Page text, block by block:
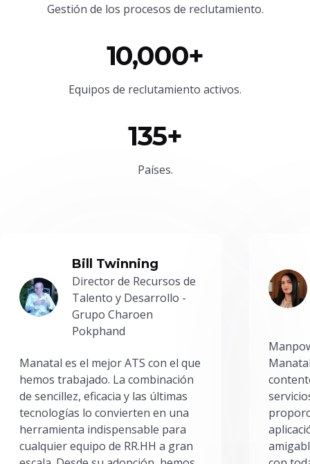
Gestión de los procesos de reclutamiento.
10,000+
Equipos de reclutamiento activos.
135+
Países.
Bill Twinning
Director de Recursos de
Talento y Desarrollo -
Grupo Charoen
Pokphand
Manatal es el mejor ATS con el que
hemos trabajado. La combinación
de sencillez, eficacia y las últimas
tecnologías lo convierten en una
herramienta indispensable para
cualquier equipo de RR.HH a gran